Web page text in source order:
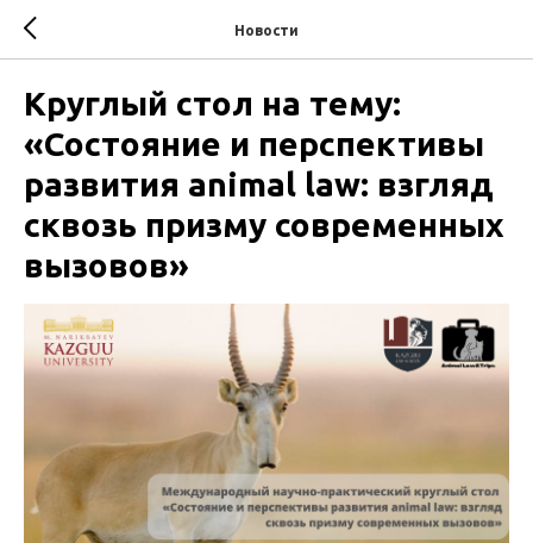
Новости
Круглый стол на тему:
«Состояние и перспективы
развития animal law: взгляд
сквозь призму современных
вызовов»